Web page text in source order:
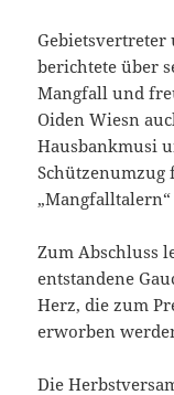
Gebietsvertreter
berichtete über
Mangfall und
Oiden Wiesn
Hausbankmusi
Zum Abschluss
entstandene
Herz, die zum
erworben
Die